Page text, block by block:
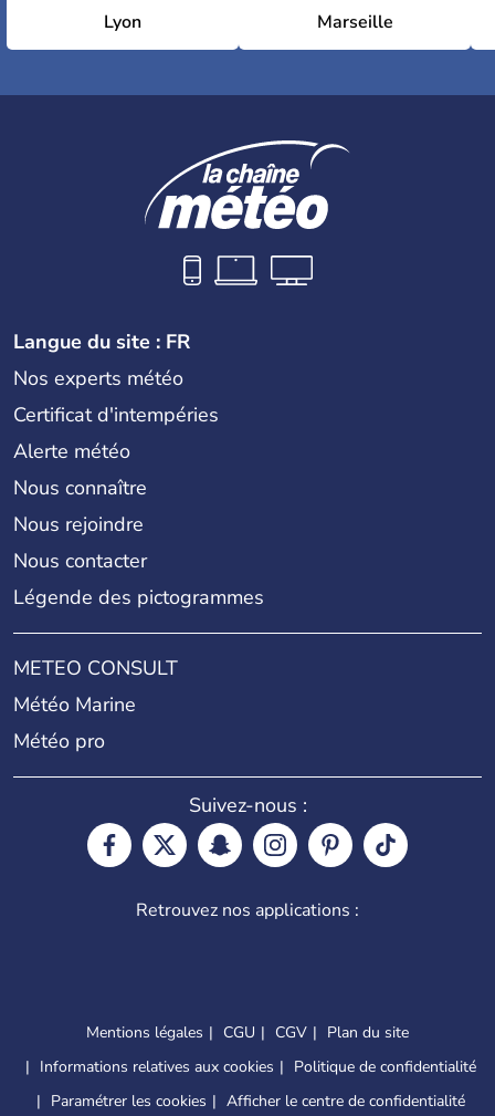
Lyon Marseille
Langue du site : FR
Nos experts météo
Certificat d'intempéries
Alerte météo
Nous connaître
Nous rejoindre
Nous contacter
Légende des pictogrammes
METEO CONSULT
Météo Marine
Météo pro
Suivez-nous :
Retrouvez nos applications :
Mentions légales CGU CGV
Plan du site
Informations relatives aux cookies
Politique de confidentialité
Paramétrer les cookies
Afficher le centre de confidentialité